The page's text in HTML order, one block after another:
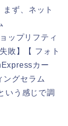
ず、ネット
ップリフティ
敗】【 フォト
カー
グセラム
う感じで調